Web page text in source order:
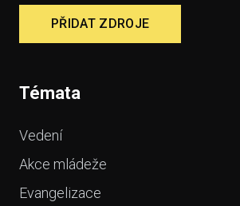
PŘIDAT ZDROJE
Témata
Vedení
Akce mládeže
Evangelizace